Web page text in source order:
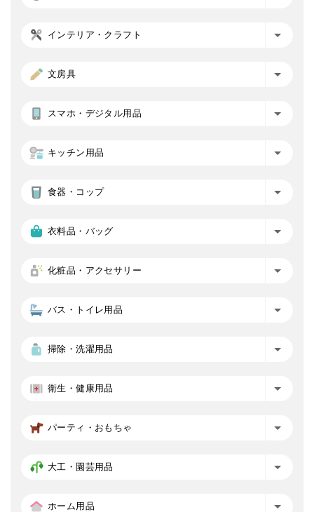
インテリア・クラフト
文房具
スマホ・デジタル用品
キッチン用品
食器・コップ
衣料品・バッグ
化粧品・アクセサリー
バス・トイレ用品
掃除・洗濯用品
衛生・健康用品
パーティ・おもちゃ
大工・園芸用品
ホーム用品